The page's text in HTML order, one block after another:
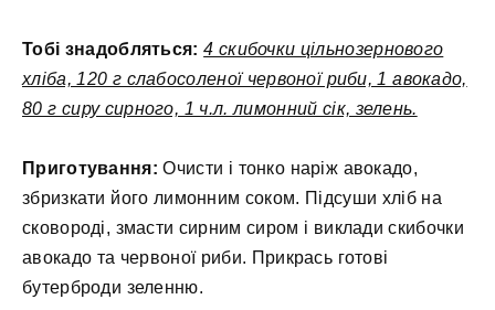
Тобі знадобляться: 4 скибочки цільнозернового
хліба, 120 г слабосоленої червоної риби, 1 авокадо,
80 г сиру сирного, 1 ч.л. лимонний сік, зелень.
Приготування: Очисти і тонко наріж авокадо,
збризкати його лимонним соком. Підсуши хліб на
сковороді, змасти сирним сиром і виклади скибочки
авокадо та червоної риби. Прикрась готові
бутерброди зеленню.